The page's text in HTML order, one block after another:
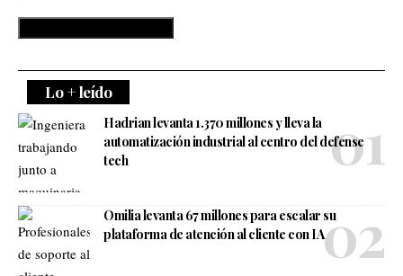
Lo + leído
Hadrian levanta 1.370 millones y lleva la
automatización industrial al centro del defense
tech
Omilia levanta 67 millones para escalar su
plataforma de atención al cliente con IA